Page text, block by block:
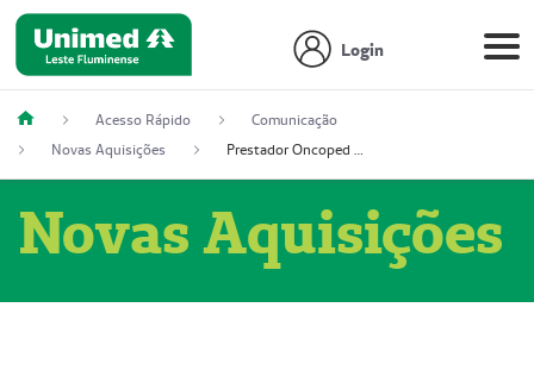
Login
Acesso Rápido
Comunicação
Novas Aquisições
Prestador Oncoped Serviços Médicos (51004335-0)
Novas Aquisições